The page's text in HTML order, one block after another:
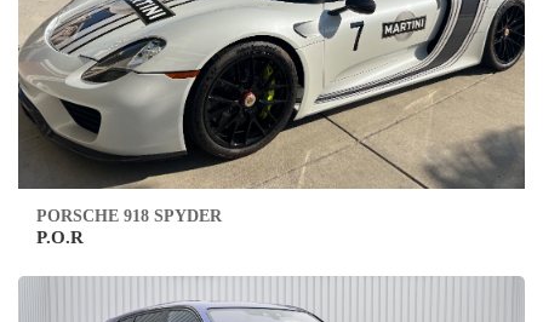
PORSCHE 918 SPYDER
P.O.R